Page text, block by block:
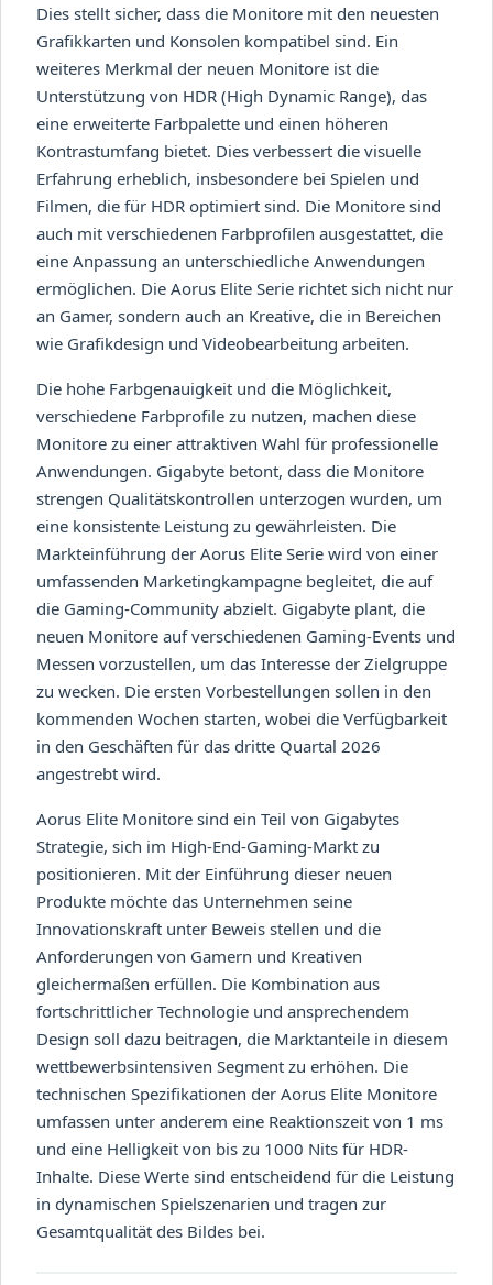
Dies stellt sicher, dass die Monitore mit den neuesten
Grafikkarten und Konsolen kompatibel sind. Ein
weiteres Merkmal der neuen Monitore ist die
Unterstützung von HDR (High Dynamic Range), das
eine erweiterte Farbpalette und einen höheren
Kontrastumfang bietet. Dies verbessert die visuelle
Erfahrung erheblich, insbesondere bei Spielen und
Filmen, die für HDR optimiert sind. Die Monitore sind
auch mit verschiedenen Farbprofilen ausgestattet, die
eine Anpassung an unterschiedliche Anwendungen
ermöglichen. Die Aorus Elite Serie richtet sich nicht nur
an Gamer, sondern auch an Kreative, die in Bereichen
wie Grafikdesign und Videobearbeitung arbeiten.
Die hohe Farbgenauigkeit und die Möglichkeit,
verschiedene Farbprofile zu nutzen, machen diese
Monitore zu einer attraktiven Wahl für professionelle
Anwendungen. Gigabyte betont, dass die Monitore
strengen Qualitätskontrollen unterzogen wurden, um
eine konsistente Leistung zu gewährleisten. Die
Markteinführung der Aorus Elite Serie wird von einer
umfassenden Marketingkampagne begleitet, die auf
die Gaming-Community abzielt. Gigabyte plant, die
neuen Monitore auf verschiedenen Gaming-Events und
Messen vorzustellen, um das Interesse der Zielgruppe
zu wecken. Die ersten Vorbestellungen sollen in den
kommenden Wochen starten, wobei die Verfügbarkeit
in den Geschäften für das dritte Quartal 2026
angestrebt wird.
Aorus Elite Monitore sind ein Teil von Gigabytes
Strategie, sich im High-End-Gaming-Markt zu
positionieren. Mit der Einführung dieser neuen
Produkte möchte das Unternehmen seine
Innovationskraft unter Beweis stellen und die
Anforderungen von Gamern und Kreativen
gleichermaßen erfüllen. Die Kombination aus
fortschrittlicher Technologie und ansprechendem
Design soll dazu beitragen, die Marktanteile in diesem
wettbewerbsintensiven Segment zu erhöhen. Die
technischen Spezifikationen der Aorus Elite Monitore
umfassen unter anderem eine Reaktionszeit von 1 ms
und eine Helligkeit von bis zu 1000 Nits für HDR-
Inhalte. Diese Werte sind entscheidend für die Leistung
in dynamischen Spielszenarien und tragen zur
Gesamtqualität des Bildes bei.